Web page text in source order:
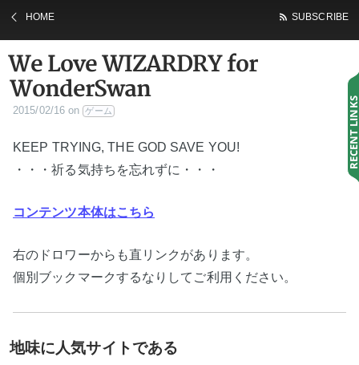
HOME SUBSCRIBE
We Love WIZARDRY for
WonderSwan
2015/02/16 on ゲーム
KEEP TRYING, THE GOD SAVE YOU!
・・・祈る気持ちを忘れずに・・・
コンテンツ本体はこちら
右のドロワーからも直リンクがあります。
個別ブックマークするなりしてご利用ください。
地味に人気サイトである